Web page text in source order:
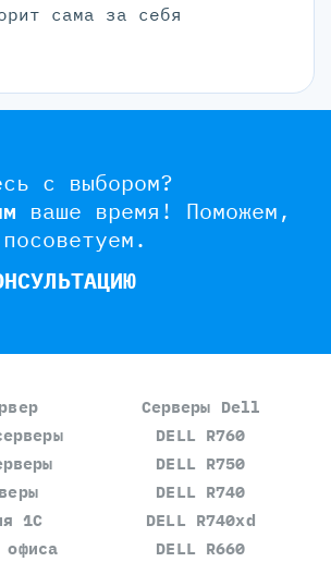
сама за себя
с выбором?
ваше время! Поможем,
1С
офиса
Серверы Dell
DELL R760
DELL R750
DELL R740
DELL R740xd
DELL R660